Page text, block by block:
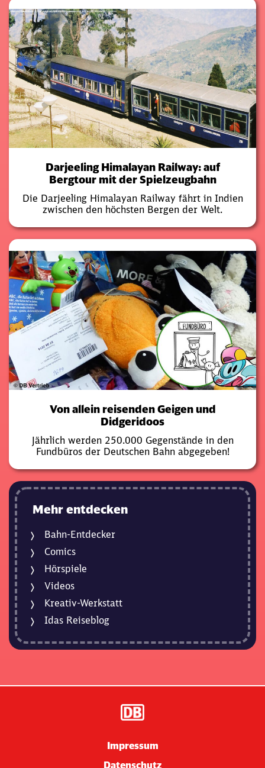
Darjeeling Himalayan Railway: auf
Bergtour mit der Spielzeugbahn
Die Darjeeling Himalayan Railway fährt in Indien
zwischen den höchsten Bergen der Welt.
Von allein reisenden Geigen und
Didgeridoos
Jährlich werden 250.000 Gegenstände in den
Fundbüros der Deutschen Bahn abgegeben!
Mehr entdecken
Bahn-Entdecker
Comics
Hörspiele
Videos
Kreativ-Werkstatt
Idas Reiseblog
Impressum
Datenschutz